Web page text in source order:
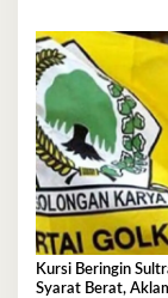
Kursi Beringin
Syarat Berat,